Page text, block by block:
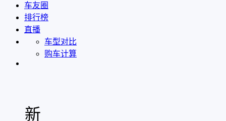
车友圈
排行榜
直播
车型对比
购车计算
新